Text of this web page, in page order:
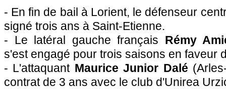
- En fin de bail à Lorient, le défenseur
signé trois ans à Saint-Etienne.
- Le latéral gauche français Rémy
s'est engagé pour trois saisons en faveur
- L'attaquant Maurice Junior Dalé
contrat de 3 ans avec le club d'Unirea